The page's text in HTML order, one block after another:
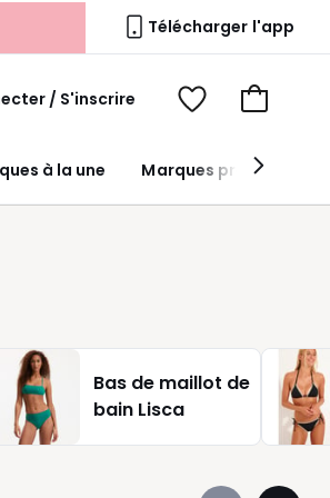
Télécharger l'app
à la une Marques premium
/ S'inscrire
Voir
Voir
panier
Bas de maillot de
bain Lisca